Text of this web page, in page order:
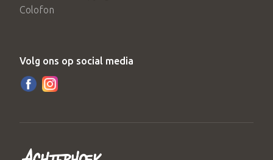
Colofon
Volg ons op social media